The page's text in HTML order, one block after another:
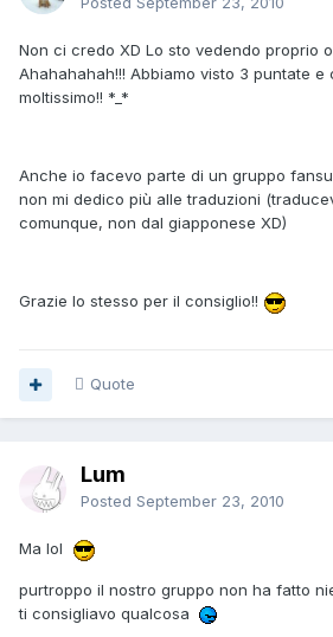
Non ci credo XD Lo sto vedendo proprio
Ahahahahah!!! Abbiamo visto 3 puntate e
moltissimo!! *_*
Anche io facevo parte di un gruppo
non mi dedico più alle traduzioni
comunque, non dal giapponese XD)
Grazie lo stesso per il consiglio!!
Quote
Lum
Posted September 23, 2010
Ma lol
purtroppo il nostro gruppo non ha fatto
ti consigliavo qualcosa